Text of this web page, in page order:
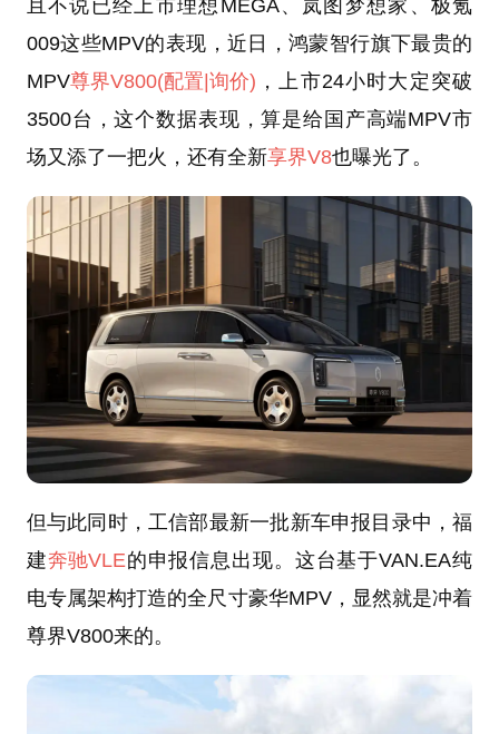
且不说已经上市理想MEGA、岚图梦想家、极氪
009这些MPV的表现，近日，鸿蒙智行旗下最贵的
MPV尊界V800(配置 |询价) ，上市24小时大定突破
3500台，这个数据表现，算是给国产高端MPV市
场又添了一把火，还有全新享界V8也曝光了。
但与此同时，工信部最新一批新车申报目录中，福
建奔驰VLE的申报信息出现。这台基于VAN.EA纯
电专属架构打造的全尺寸豪华MPV，显然就是冲着
尊界V800来的。